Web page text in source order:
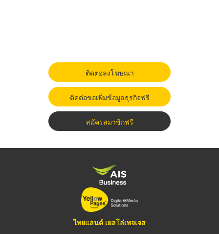
ติดต่อลงโฆษณา
ติดต่อขอเพิ่มข้อมูลธุรกิจฟรี
สมัครสมาชิกฟรี
ไทยแลนด์ เยลโล่เพจเจส